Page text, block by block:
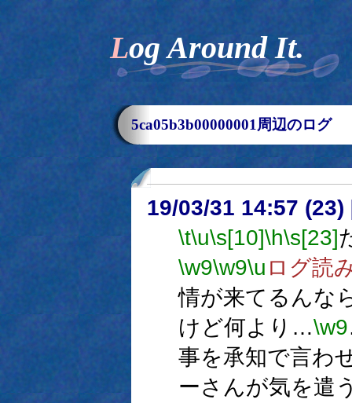
Log Around It.
5ca05b3b00000001周辺のログ
19/03/31 14:57 (23)
\t\u\s[10]\h\s[23]
\w9\w9\u ログ読
情が来てるんな
けど何より…\w9
事を承知で言わ
ーさんが気を遣